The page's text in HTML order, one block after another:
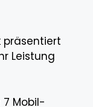
präsentiert
Leistung
7 Mobil-